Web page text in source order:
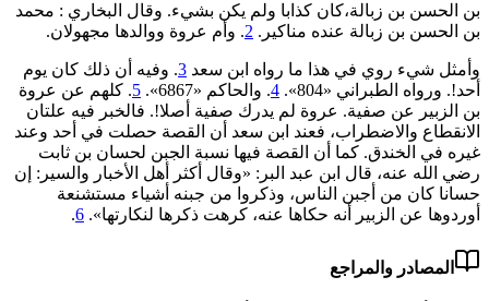
بن الحسن ‌بن ‌زبالة،كان كذابا ولم يكن بشيء. وقال البخاري : محمد
بن الحسن ‌بن ‌زبالة عنده مناكير. 2. وأم عروة ووالدها مجهولان.
وأمثل شيء روي في هذا ما رواه ابن سعد 3. وفيه أن ذلك كان يوم
أحد!. ورواه الطبراني «804».
4. والحاكم «6867». 5. كلهم عن عروة
بن الزبير عن صفية. عروة لم يدرك صفية أصلا!. فالخبر فيه علتان
الانقطاع والاضطراب، فعند ابن سعد أن القصة حصلت في أحد وعند
غيره في الخندق. كما أن القصة فيها نسبة الجبن لحسان بن ثابت
رضي الله عنه، قال ابن عبد البر: «وقال أكثر أهل الأخبار والسير: إن
حسانا كان من أجبن الناس، وذكروا من جبنه ‌أشياء ‌مستشنعة
أوردوها عن الزبير أنه حكاها عنه، كرهت ذكرها لنكارتها». 6
.
المصادر والمراجع